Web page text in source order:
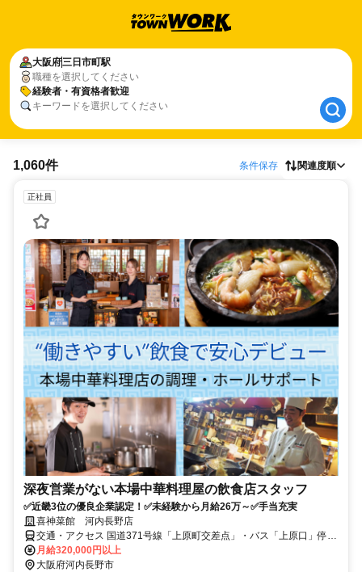
大阪府三日市町駅
職種を選択してください
経験者・有資格者歓迎
キーワードを選択してください
大阪府三日市町駅
経験者・有資格者歓迎
1,060件 条件保存 関連度順
正社員
深夜営業がない本場中華料理屋の飲食店スタッフ
✅近畿3位の優良企業認定！✅未経験から月給26万～✅手当充実
喜神菜館 河内長野店
交通・アクセス 国道371号線「上原町交差点」・バス「上原口」停留
所/徒歩約4分
月給320,000円以上
大阪府河内長野市